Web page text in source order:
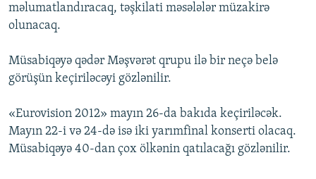
FOTOQALEREYA
KARIKATURA
OXU ZALI
İSLAM VƏ DEMOKRATIYA
İZ - MƏDƏNIYYƏT PROQRAMI
HAQQIMIZDA
PEŞƏ ETIKASI VƏ JURNALISTIKA STANDARTLARIMIZ
MATERIALLARIMIZDAN ISTIFADƏ
AZADLIQRADIOSU MOBIL TELEFONUNUZDA
BIZIMLƏ ƏLAQƏ
RFE/RL-in bütün saytları
məlumatlandıracaq, təşkilati məsələlər müzakirə
olunacaq.
Müsabiqəyə qədər Məşvərət qrupu ilə bir neçə belə
görüşün keçiriləcəyi gözlənilir.
«Eurovision 2012» mayın 26-da bakıda keçiriləcək.
Mayın 22-i və 24-də isə iki yarımfinal konserti olacaq.
Müsabiqəyə 40-dan çox ölkənin qatılacağı gözlənilir.